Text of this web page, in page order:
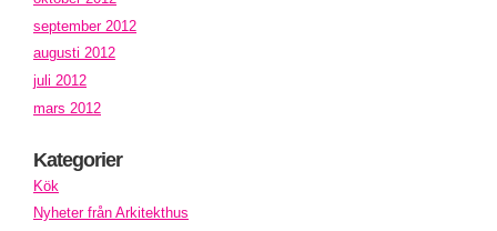
september 2012
augusti 2012
juli 2012
mars 2012
Kategorier
Kök
Nyheter från Arkitekthus